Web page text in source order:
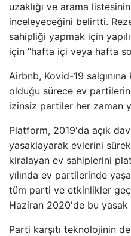
uzaklığı ve arama listesinin
inceleyeceğini belirtti.
sahipliği yapmak için
için “hafta içi veya hafta
Airbnb, Kovid-19
olduğu sürece ev
izinsiz partiler her zaman
Platform, 2019'da açık
yasaklayarak evlerini
kiralayan ev sahiplerini
yılında ev partilerinde
tüm parti ve etkinlikler
Haziran 2020'de bu yasak
Parti karşıtı teknolojinin